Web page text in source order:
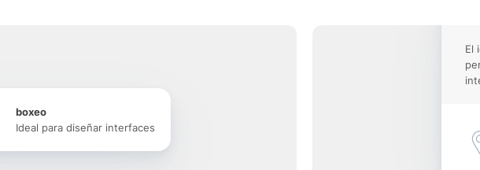
boxeo
Ideal para diseñar interfaces
El